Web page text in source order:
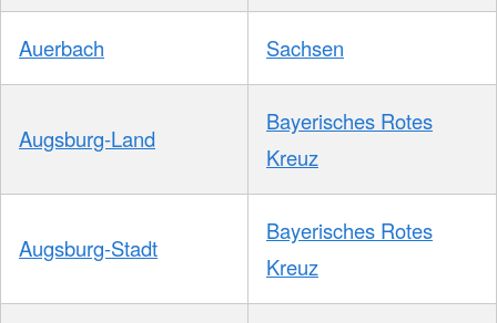
Auerbach Sachsen
Augsburg-Land
Bayerisches Rotes
Kreuz
Augsburg-Stadt
Bayerisches Rotes
Kreuz